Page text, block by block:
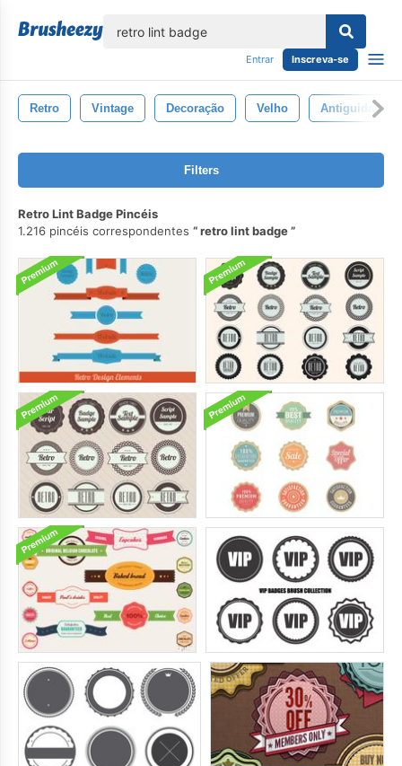
Entrar Inscreva-se
Retro Vintage Decoração Velho Antiguidade
Filters
Retro Lint Badge Pincéis
1.216 pincéis correspondentes
retro lint badge